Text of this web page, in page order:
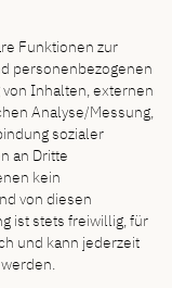
Funktionen zur
personenbezogenen
Inhalten, externen
Analyse/Messung,
sozialer
an Dritte
kein
von diesen
ist stets freiwillig, für
und kann jederzeit